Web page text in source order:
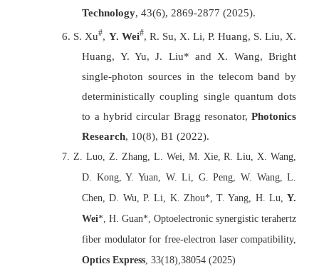
Technology, 43(6), 2869-2877 (2025).
6. S. Xu#, Y. Wei#, R. Su, X. Li, P. Huang, S. Liu, X.
Huang, Y. Yu, J. Liu* and X. Wang, Bright
single-photon sources in the telecom band by
deterministically coupling single quantum dots
to a hybrid circular Bragg resonator,Photonics
Research, 10(8), B1 (2022).
7.Z. Luo, Z. Zhang, L. Wei, M. Xie, R. Liu, X. Wang,
D. Kong, Y. Yuan, W. Li, G. Peng, W. Wang, L.
Chen, D. Wu, P. Li, K. Zhou*, T. Yang, H. Lu,Y.
Wei*, H. Guan*, Optoelectronic synergistic terahertz
fiber modulator for free-electron laser compatibility,
Optics Express, 33(18),38054 (2025)